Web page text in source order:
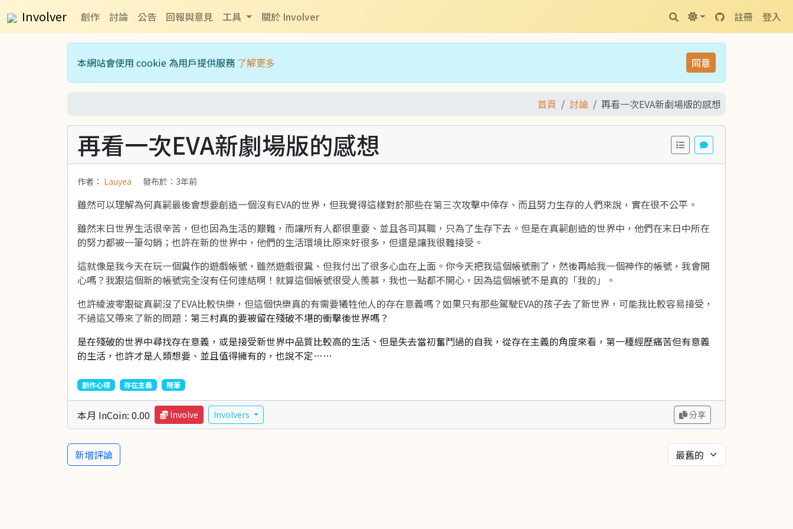
Involver 註冊 登入
創作 討論 公告 回報與意見 工具 關於 Involver
本網站會使用 cookie 為用戶提供服務 了解更多 同意
首頁 討論 再看一次EVA新劇場版的感想
再看一次EVA新劇場版的感想
作者： Lauyea 發布於： 3年前
雖然可以理解為何真嗣最後會想要創造一個沒有EVA的世界，但我覺得這樣對於那些在第三次攻擊中倖存、而且努力生存的人們來說，實在很不公平。
雖然末日世界生活很辛苦，但也因為生活的艱難，而讓所有人都很重要、並且各司其職，只為了生存下去。但是在真嗣創造的世界中，他們在末日中所在
的努力都被一筆勾銷；也許在新的世界中，他們的生活環境比原來好很多，但還是讓我很難接受。
這就像是我今天在玩一個糞作的遊戲帳號，雖然遊戲很糞、但我付出了很多心血在上面。你今天把我這個帳號刪了，然後再給我一個神作的帳號，我會開
心嗎？我跟這個新的帳號完全沒有任何連結啊！就算這個帳號很受人羨慕，我也一點都不開心，因為這個帳號不是真的「我的」。
也許綾波零跟碇真嗣沒了EVA比較快樂，但這個快樂真的有需要犧牲他人的存在意義嗎？如果只有那些駕駛EVA的孩子去了新世界，可能我比較容易接受，
不過這又帶來了新的問題： 第三村真的要被留在殘破不堪的衝擊後世界嗎？
是在殘破的世界中尋找存在意義，或是接受新世界中品質比較高的生活、但是失去當初奮鬥過的自我，從存在主義的角度來看，第一種經歷痛苦但有意義
的生活，也許才是人類想要、並且值得擁有的，也說不定……
創作心得 存在主義 隨筆
本月 InCoin: 0.00 Involve Involvers 分享
新增評論